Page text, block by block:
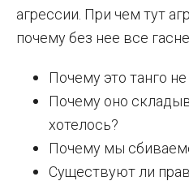
агрессии. При чем тут
почему без нее все
Почему это танго
Почему оно
хотелось?
Почему мы
Существуют ли